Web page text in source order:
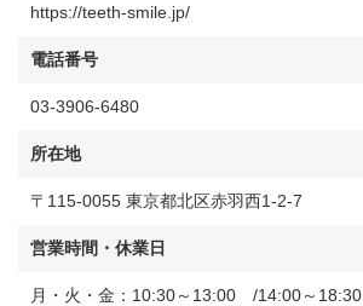
https://teeth-smile.jp/
電話番号
03-3906-6480
所在地
〒115-0055 東京都北区赤羽西1-2-7
営業時間・休業日
月・火・金：10:30～13:00 /14:00～18:30